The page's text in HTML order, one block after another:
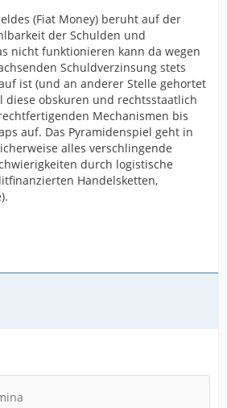
(Fiat Money) beruht auf der
der Schulden und
nicht funktionieren kann da wegen
Schuldverzinsung stets
ist (und an anderer Stelle gehortet
diese obskuren und rechtsstaatlich
Mechanismen bis
auf. Das Pyramidenspiel geht in
alles verschlingende
durch logistische
Handelsketten,